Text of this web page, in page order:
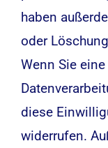
haben
oder
Wenn Sie
diese
widerrufen.